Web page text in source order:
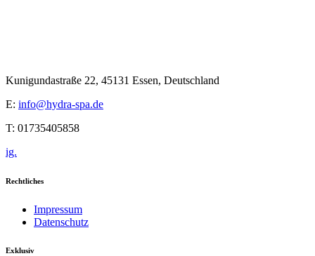
Kunigundastraße 22, 45131 Essen, Deutschland
E: info@hydra-spa.de
T: 01735405858
ig.
Rechtliches
Impressum
Datenschutz
Exklusiv